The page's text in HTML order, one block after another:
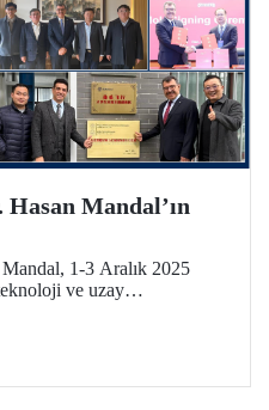
Mandal’ın
1-3 Aralık 2025
ve uzay
İTÜ ve Nanjing